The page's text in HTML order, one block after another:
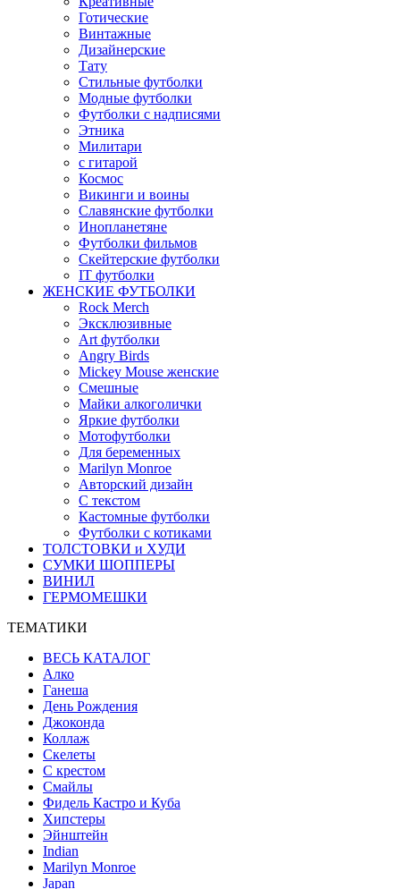
Готические
Винтажные
Дизайнерские
Тату
Стильные футболки
Модные футболки
Футболки с надписями
Этника
Милитари
с гитарой
Космос
Викинги и воины
Славянские футболки
Инопланетяне
Футболки фильмов
Скейтерские футболки
IT футболки
ЖЕНСКИЕ ФУТБОЛКИ
Rock Merch
Эксклюзивные
Art футболки
Angry Birds
Mickey Mouse женские
Смешные
Майки алкоголички
Яркие футболки
Мотофутболки
Для беременных
Marilyn Monroe
Авторский дизайн
С текстом
Кастомные футболки
Футболки с котиками
ТОЛСТОВКИ и ХУДИ
СУМКИ ШОППЕРЫ
ВИНИЛ
ГЕРМОМЕШКИ
ТЕМАТИКИ
ВЕСЬ КАТАЛОГ
Алко
Ганеша
День Рождения
Джоконда
Коллаж
Скелеты
С крестом
Смайлы
Фидель Кастро и Куба
Хипстеры
Эйнштейн
Indian
Marilyn Monroe
Japan